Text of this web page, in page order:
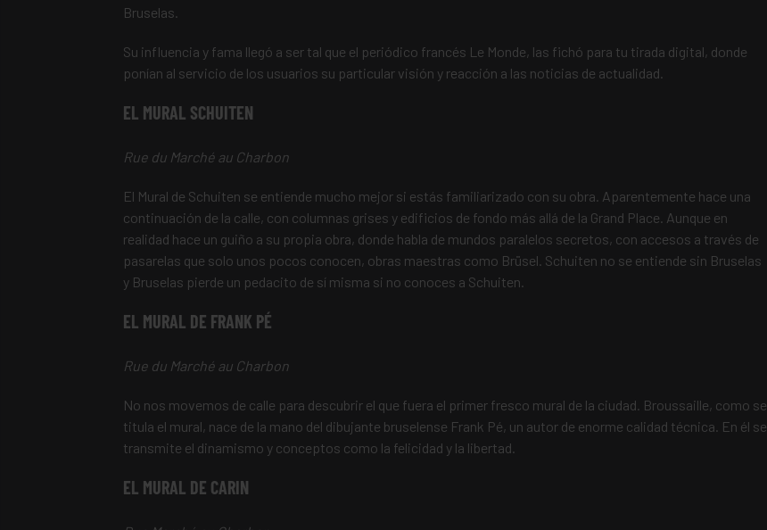
Bruselas.
Su influencia y fama llegó a ser tal que el periódico francés Le Monde, las fichó para tu tirada digital, donde
ponían al servicio de los usuarios su particular visión y reacción a las noticias de actualidad.
EL MURAL SCHUITEN
Rue du Marché au Charbon
El Mural de Schuiten se entiende mucho mejor si estás familiarizado con su obra. Aparentemente hace una
continuación de la calle, con columnas grises y edificios de fondo más allá de la Grand Place. Aunque en
realidad hace un guiño a su propia obra, donde habla de mundos paralelos secretos, con accesos a través de
pasarelas que solo unos pocos conocen, obras maestras como Brüsel. Schuiten no se entiende sin Bruselas
y Bruselas pierde un pedacito de sí misma si no conoces a Schuiten.
EL MURAL DE FRANK PÉ
Rue du Marché au Charbon
No nos movemos de calle para descubrir el que fuera el primer fresco mural de la ciudad. Broussaille, como se
titula el mural, nace de la mano del dibujante bruselense Frank Pé, un autor de enorme calidad técnica. En él se
transmite el dinamismo y conceptos como la felicidad y la libertad.
EL MURAL DE CARIN